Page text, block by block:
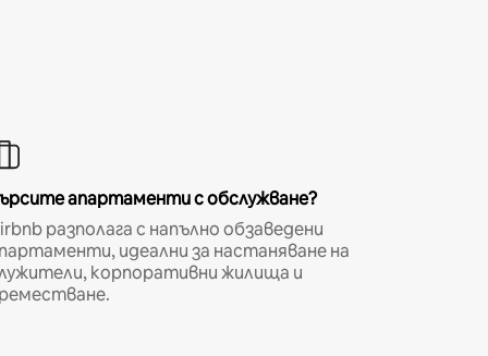
апартаменти с обслужване?
разполага с напълно обзаведени
идеални за настаняване на
корпоративни жилища и